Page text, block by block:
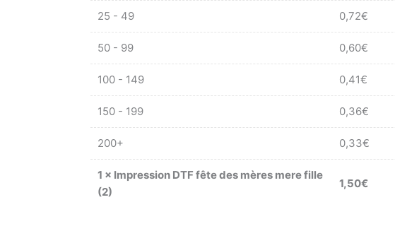
25 - 49 0,72€
50 - 99 0,60€
100 - 149 0,41€
150 - 199 0,36€
200+ 0,33€
1 × Impression DTF fête des mères mere fille
(2)
1,50€